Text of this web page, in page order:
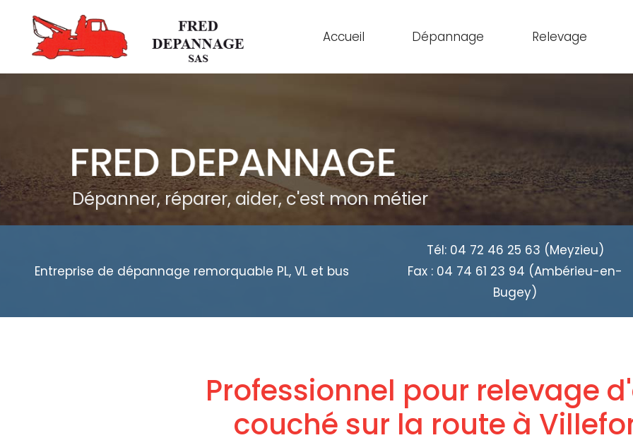
Accueil Dépannage Relevage
Dépanner, réparer, aider, c'est mon métier
Entreprise de dépannage remorquable PL, VL et bus
Tél: 04 72 46 25 63 (Meyzieu)
Fax : 04 74 61 23 94 (Ambérieu-en-
Bugey)
Professionnel pour relevage
couché sur la route à